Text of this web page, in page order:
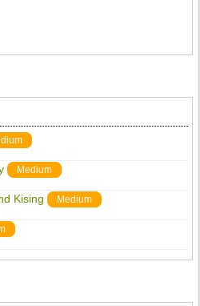
Medium
Kising Medium